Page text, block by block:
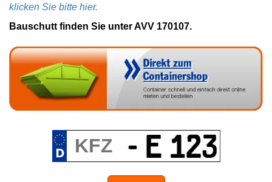
klicken Sie bitte hier.
Bauschutt finden Sie unter AVV 170107.